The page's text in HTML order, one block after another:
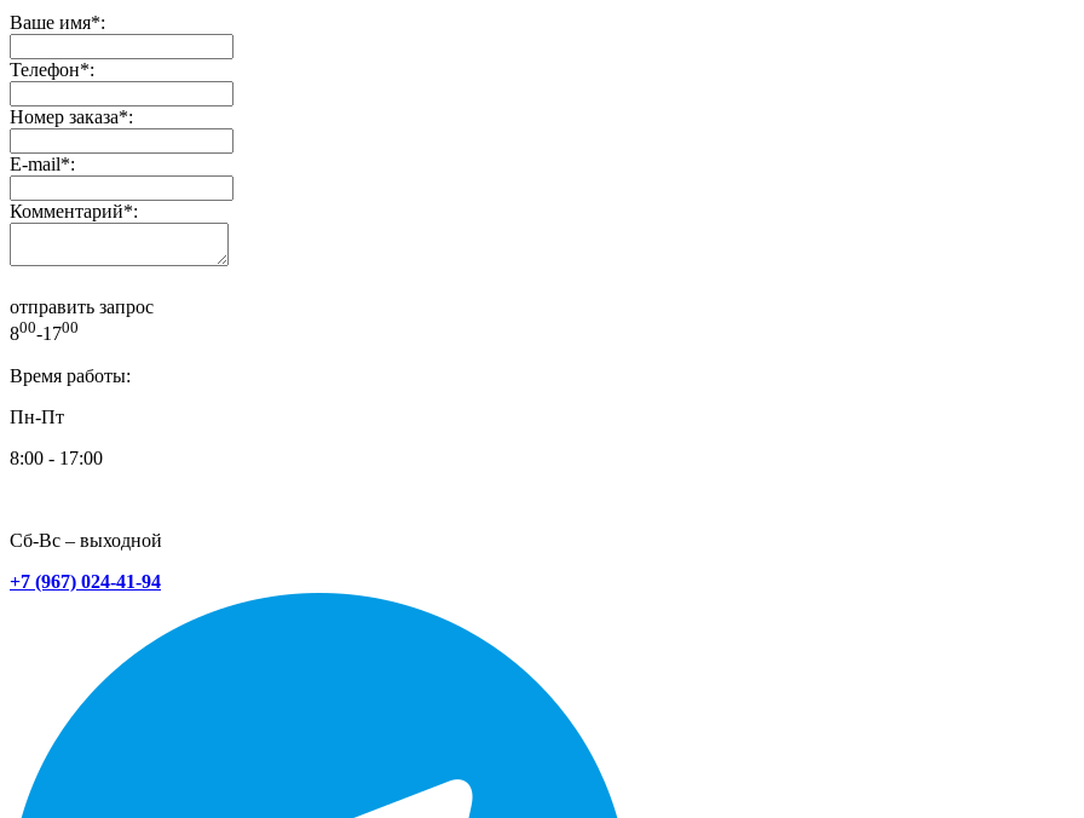
Ваше имя*:
Телефон*:
Номер заказа*:
E-mail*:
Комментарий*:
отправить запрос
800-1700
Время работы:
Пн-Пт
8:00 - 17:00
Сб-Вс – выходной
+7 (967) 024-41-94